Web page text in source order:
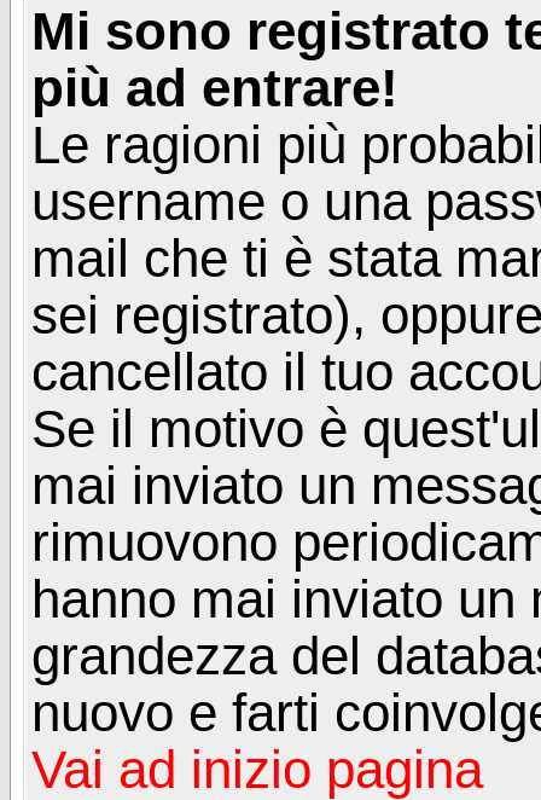
Mi sono registrato
più ad entrare!
Le ragioni più
username o una
mail che ti è stata
sei registrato),
cancellato il tuo
Se il motivo è
mai inviato un
rimuovono
hanno mai inviato
grandezza del
nuovo e farti
Vai ad inizio pagina